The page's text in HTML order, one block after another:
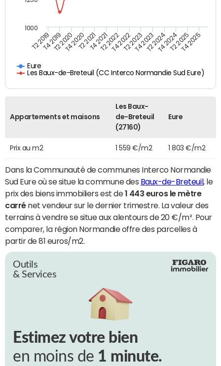
Eure
Les Baux-de-Breteuil (CC Interco Normandie Sud Eure)
T2 2019T4 2019T2 2020T4 2020T2 2021T4 2021T2 2022T4 2022T2 2023T4 2023T2 2024T4 2024T2 2025T4 2025
1000
Appartements et maisons
Les Baux-
de-Breteuil
(27160)
Eure
Prix au m2 1 559 €/m2 1 803 €/m2
Dans la Communauté de communes Interco Normandie
Sud Eure où se situe la commune des Baux-de-Breteuil , le
prix des biens immobiliers est de1 443 euros le mètre
carrénet vendeur sur le dernier trimestre. La valeur des
terrains à vendre se situe aux alentours de 20 €/m². Pour
comparer, la région Normandie offre des parcelles à
partir de 81 euros/m2.
Outils
& Services
Estimez votre bien
en moins de 1 minute.